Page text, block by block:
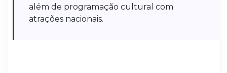
além de programação cultural com
atrações nacionais.